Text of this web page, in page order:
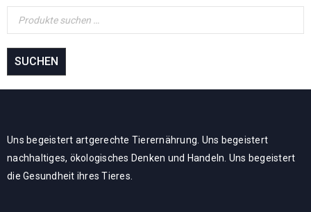
SUCHEN
Uns begeistert artgerechte Tierernährung. Uns begeistert
nachhaltiges, ökologisches Denken und Handeln. Uns begeistert
die Gesundheit ihres Tieres.